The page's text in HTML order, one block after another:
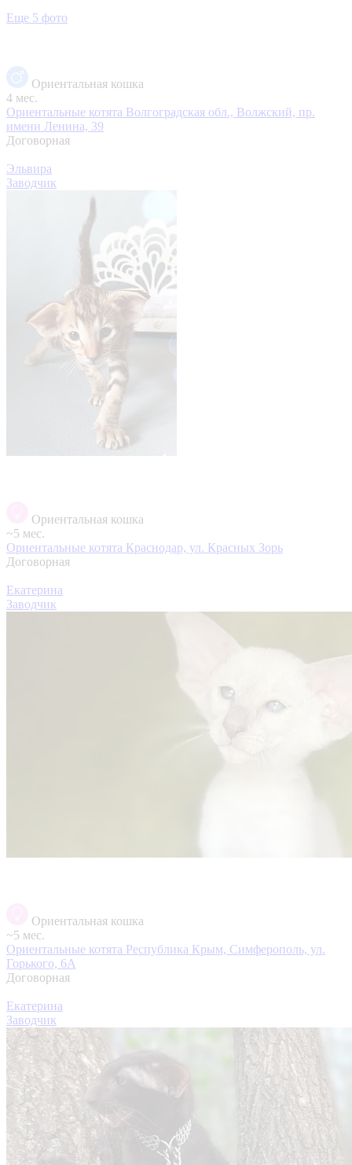
Еще 5 фото
Ориентальная кошка
4 мес.
Ориентальные котята Волгоградская обл., Волжский, пр.
имени Ленина, 39
Договорная
Эльвира
Заводчик
Ориентальная кошка
~5 мес.
Ориентальные котята Краснодар, ул. Красных Зорь
Договорная
Екатерина
Заводчик
Ориентальная кошка
~5 мес.
Ориентальные котята Республика Крым, Симферополь, ул.
Горького, 6А
Договорная
Екатерина
Заводчик